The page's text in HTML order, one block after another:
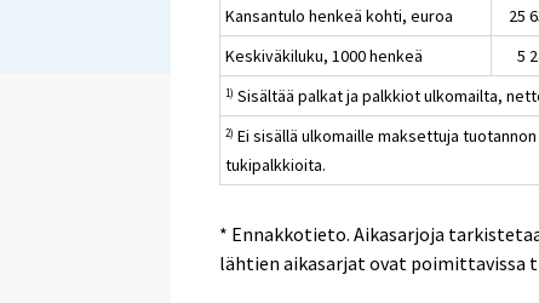
Kansantulo henkeä kohti, euroa
25
Keskiväkiluku, 1000 henkeä
5
1) Sisältää palkat ja palkkiot ulkomailta,
2) Ei sisällä ulkomaille maksettuja
tukipalkkioita.
* Ennakkotieto. Aikasarjoja
lähtien aikasarjat ovat poimittavissa